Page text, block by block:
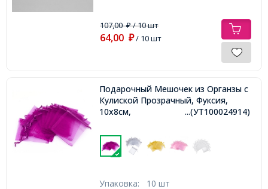
107,00₽/ 10 шт
64,00 ₽/ 10 шт
Подарочный Мешочек из Органзы с
Кулиской Прозрачный, Фуксия,
10x8см,
...(УТ100024914)
Упаковка: 10 шт